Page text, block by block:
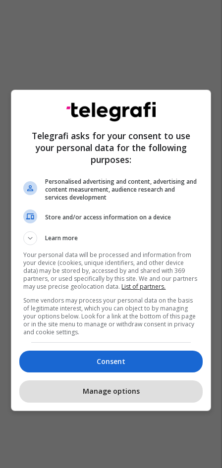
Telegrafi asks for your consent to use
your personal data for the following
purposes:
Personalised advertising and content, advertising and
content measurement, audience research and
services development
Store and/or access information on a device
Learn more
Your personal data will be processed and information from
your device (cookies, unique identifiers, and other device
data) may be stored by, accessed by and shared with 369
partners, or used specifically by this site. We and our partners
may use precise geolocation data. List of partners.
Some vendors may process your personal data on the basis
of legitimate interest, which you can object to by managing
your options below. Look for a link at the bottom of this page
or in the site menu to manage or withdraw consent in privacy
and cookie settings.
Consent
Manage options